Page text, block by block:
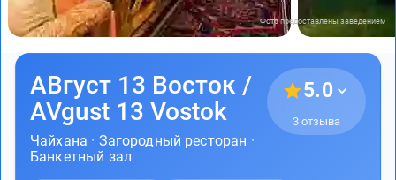
Фото предоставлены заведением
АВгуст 13 Восток /
AVgust 13 Vostok
Чайхана · Загородный ресторан ·
Банкетный зал
5.0
3 отзыва